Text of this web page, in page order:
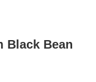
Black Bean